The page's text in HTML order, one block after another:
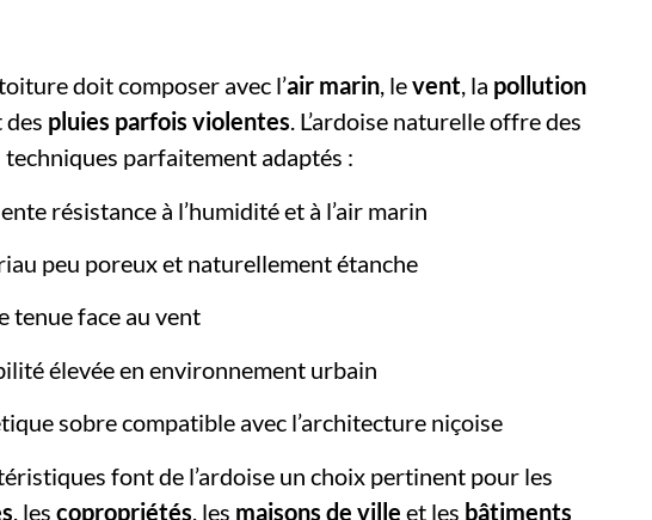
doit composer avec l’air marin, levent, la pollution
des pluies parfois violentes. L’ardoise naturelle offre des
techniques parfaitement adaptés :
résistance à l’humidité et à l’air marin
peu poreux et naturellement étanche
tenue face au vent
élevée en environnement urbain
sobre compatible avec l’architecture niçoise
font de l’ardoise un choix pertinent pour les
, lescopropriétés , les maisons de ville et les bâtiments